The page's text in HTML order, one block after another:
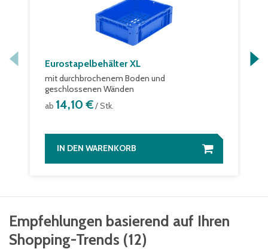
Eurostapelbehälter XL
mit durchbrochenem Boden und
geschlossenen Wänden
ab 14,10 €/ Stk.
IN DEN WARENKORB
Empfehlungen basierend auf Ihren
Shopping-Trends (12)